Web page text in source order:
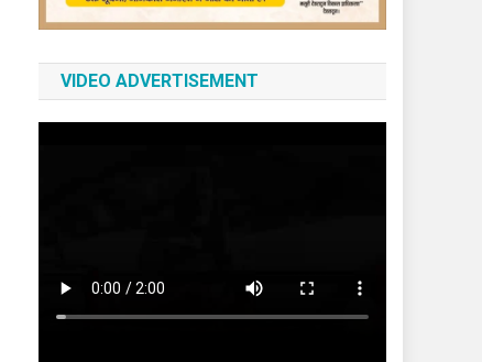
VIDEO ADVERTISEMENT